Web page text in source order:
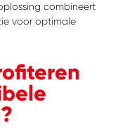
combineert
voor optimale